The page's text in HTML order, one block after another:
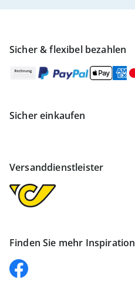
Sicher & flexibel bezahlen
Sicher einkaufen
Versanddienstleister
Finden Sie mehr Inspiration